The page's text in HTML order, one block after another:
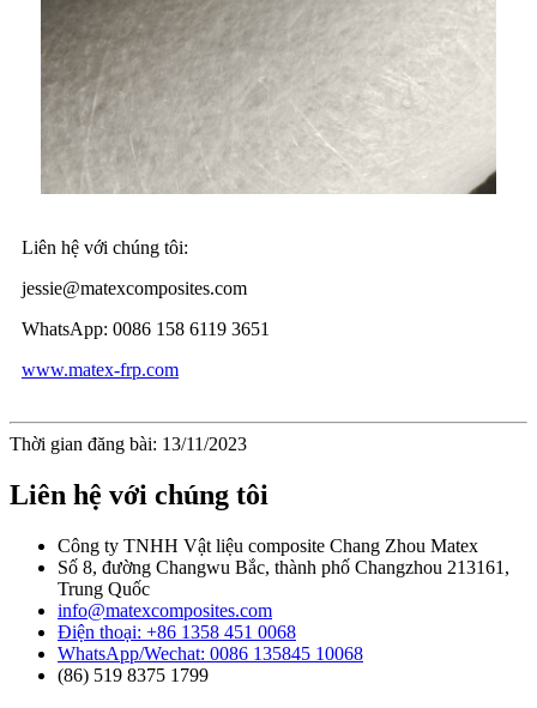
Liên hệ với chúng tôi:
jessie@matexcomposites.com
WhatsApp: 0086 158 6119 3651
www.matex-frp.com
Thời gian đăng bài: 13/11/2023
Liên hệ với chúng tôi
Công ty TNHH Vật liệu composite Chang Zhou Matex
Số 8, đường Changwu Bắc, thành phố Changzhou 213161,
Trung Quốc
info@matexcomposites.com
Điện thoại: +86 1358 451 0068
WhatsApp/Wechat: 0086 135845 10068
(86) 519 8375 1799